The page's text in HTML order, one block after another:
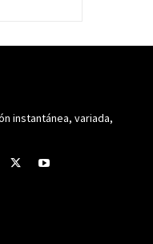
instantánea, variada,